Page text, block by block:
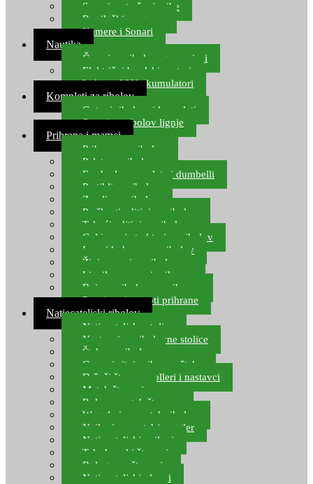
Sonari za traženje ribe
Ronilački program
Kamere i Sonari
Nautika
Čamci za ribolov, gumenjaci
Električni brodski motori
Lithium ION akumulatori
Kompleti za ribolov
Gotovi ribolovni kompleti
Setovi za ribolov lignje
Prihrana i mamci
Prihrana za ribolov
Pelete za ribolov
Feeder lovne pelete i dumbelli
Partikli za ribolov
Zemlja za ribolov
Praškasti aditivi za ribolov
Tekući aditivi za ribolov
Gel i sprej atraktori za ribolov
Lovni kukuruz za ribolov
Živi mamci za ribolov
Ljepilo za crve i prihranu
Boje za ribolovnu prihranu
Provjereni recepti prihrane
Natjecateljski ribolov
Natjecateljske stolice
Nastavci za ribolovne stolice
Šteke za ribolov
Gume i sitni pribor za šteku
Držači štapova rolleri i nastavci
Match štapovi
Role za match štapove
Waggleri za match ribolov
Najloni za match/waggler
Natjecateljski najloni
Teleskopski štapovi
Bolognese štapovi
Natjecateljski plovci